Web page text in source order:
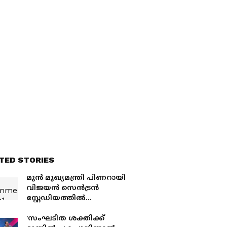
STORIES
മുൻ മുഖ്യമന്ത്രി പിണറായി
വിജയൻ സെൻട്രൻ
സ്റ്റേഡിയത്തിൽ
ചടങ്ങിനെത്തി | Pinarayi
'സംഘടിത ശക്തിക്ക്